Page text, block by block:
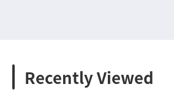
Recently Viewed